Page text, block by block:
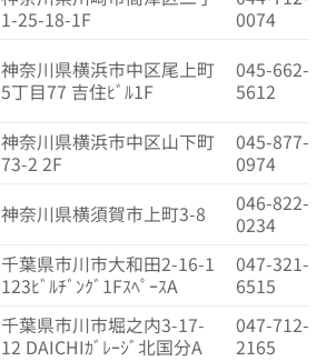
1-25-18-1F
0074
神奈川県横浜市中区尾上町
5丁目77 吉住ﾋﾞﾙ1F
045-662-
5612
神奈川県横浜市中区山下町
73-2 2F
045-877-
0974
神奈川県横須賀市上町3-8
046-822-
0234
千葉県市川市大和田2-16-1
123ﾋﾞﾙﾁﾞﾝｸﾞ1FｽﾍﾟｰｽA
047-321-
6515
千葉県市川市堀之内3-17-
12 DAICHIｶﾞﾚｰｼﾞ北国分A
047-712-
2165